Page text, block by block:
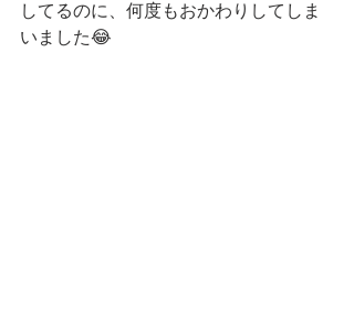
してるのに、何度もおかわりしてしま
いました😂